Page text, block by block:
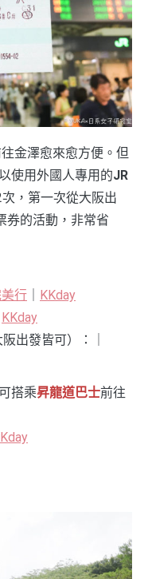
金澤愈來愈方便。但
使用外國人專用的JR
，第一次從大阪出
券的活動，非常省
行
KKday
KKday
出發皆可）：｜
搭乘昇龍道巴士前往